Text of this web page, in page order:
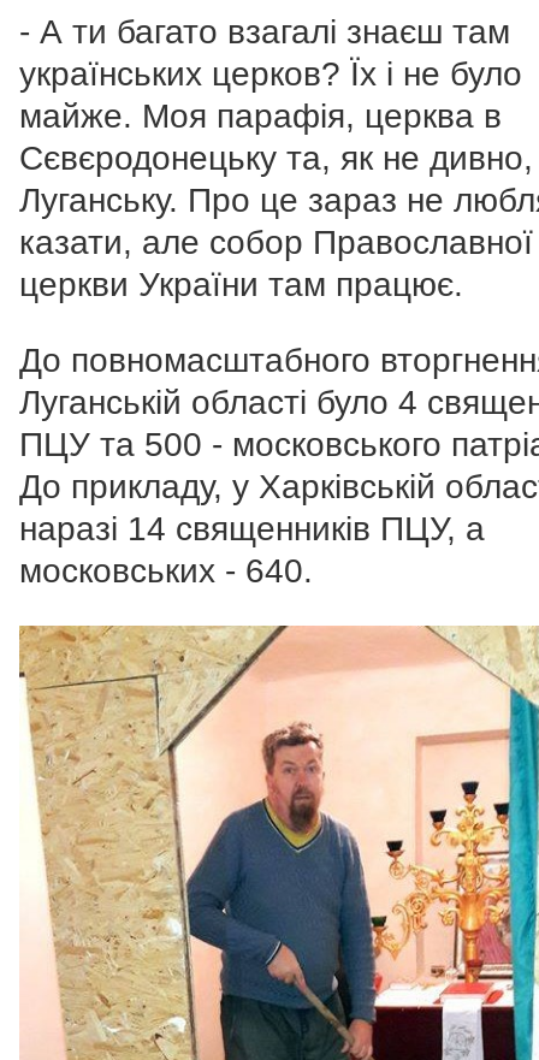
- А ти багато взагалі знаєш там
українських церков? Їх і не було
майже. Моя парафія, церква в
Сєвєродонецьку та, як не
Луганську. Про це зараз не
казати, але собор Православної
церкви України там працює.
До повномасштабного
Луганській області було 4
ПЦУ та 500 - московського
До прикладу, у Харківській
наразі 14 священників ПЦУ, а
московських - 640.